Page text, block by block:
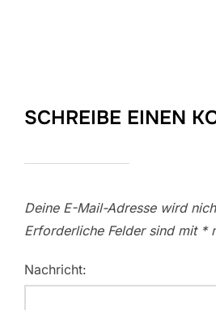
SCHREIBE EINEN
Deine E-Mail-Adresse wird
Erforderliche Felder sind mit *
Nachricht: